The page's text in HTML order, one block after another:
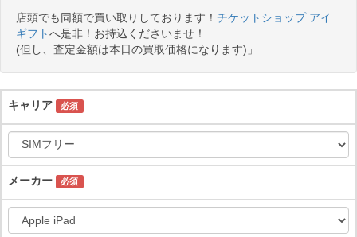
店頭でも同額で買い取りしております！ チケットショップ アイ
ギフトへ是非！お持込くださいませ！
(但し、査定金額は本日の買取価格になります)」
キャリア 必須
メーカー 必須